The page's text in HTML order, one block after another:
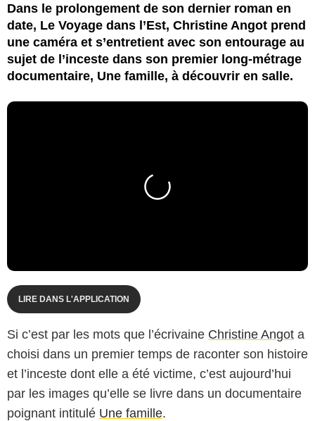
Dans le prolongement de son dernier roman en
date, Le Voyage dans l’Est, Christine Angot prend
une caméra et s’entretient avec son entourage au
sujet de l’inceste dans son premier long-métrage
documentaire, Une famille, à découvrir en salle.
LIRE DANS L'APPLICATION
Si c’est par les mots que l’écrivaine Christine Angot a
choisi dans un premier temps de raconter son histoire
et l’inceste dont elle a été victime, c’est aujourd’hui
par les images qu’elle se livre dans un documentaire
poignant intitulé Une famille.